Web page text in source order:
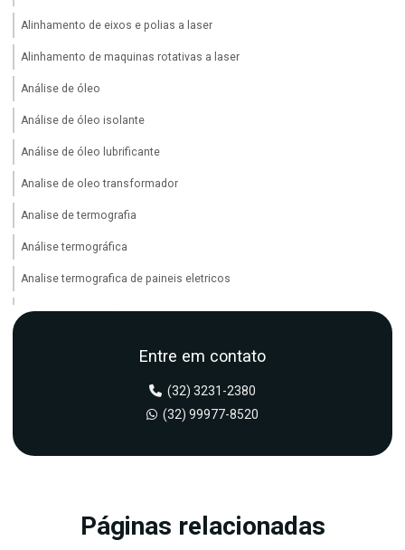
Alinhamento de eixos e polias a laser
Alinhamento de maquinas rotativas a laser
Análise de óleo
Análise de óleo isolante
Análise de óleo lubrificante
Analise de oleo transformador
Analise de termografia
Análise termográfica
Analise termografica de paineis eletricos
Analise de vibração
Analise de vibração em redutores
Balanceamento estático
Entre em contato
(32) 3231-2380
(32) 99977-8520
Páginas relacionadas